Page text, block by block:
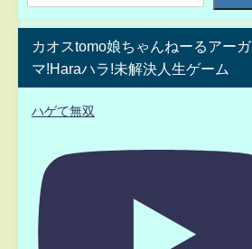
カオスtomo娘ちゃんねーるアーガ
マ!Haraハラ!未解決人生ゲーム
ハゲて無双